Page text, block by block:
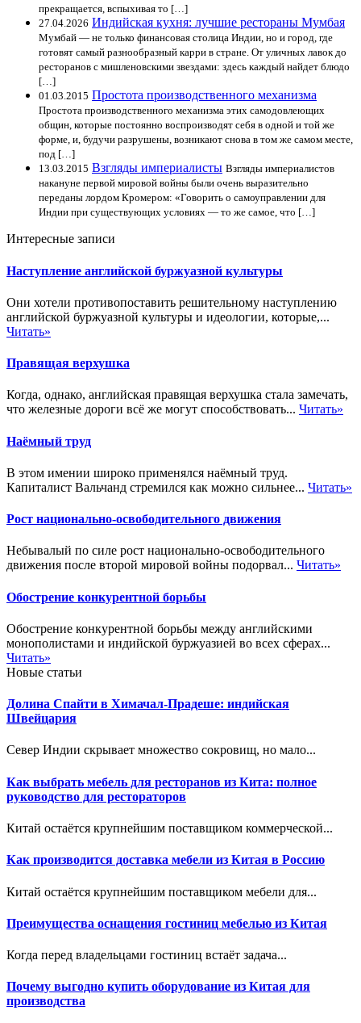
прекращается, вспыхивая то […]
27.04.2026 Индийская кухня: лучшие рестораны Мумбая
Мумбай — не только финансовая столица Индии, но и город, где
готовят самый разнообразный карри в стране. От уличных лавок до
ресторанов с мишленовскими звездами: здесь каждый найдет блюдо
[…]
01.03.2015 Простота производственного механизма
Простота производственного механизма этих самодовлеющих
общин, которые постоянно воспроизводят себя в одной и той же
форме, и, будучи разрушены, возникают снова в том же самом месте,
под […]
13.03.2015 Взгляды империалисты Взгляды империалистов
накануне первой мировой войны были очень выразительно
переданы лордом Кромером: «Говорить о самоуправлении для
Индии при существующих условиях — то же самое, что […]
Интересные записи
Наступление английской буржуазной культуры
Они хотели противопоставить решительному наступлению
английской буржуазной культуры и идеологии, которые,...
Читать»
Правящая верхушка
Когда, однако, английская правящая верхушка стала замечать,
что железные дороги всё же могут способствовать... Читать»
Наёмный труд
В этом имении широко применялся наёмный труд.
Капиталист Вальчанд стремился как можно сильнее... Читать»
Рост национально-освободительного движения
Небывалый по силе рост национально-освободительного
движения после второй мировой войны подорвал... Читать»
Обострение конкурентной борьбы
Обострение конкурентной борьбы между английскими
монополистами и индийской буржуазией во всех сферах...
Читать»
Новые статьи
Долина Спайти в Химачал-Прадеше: индийская
Швейцария
Север Индии скрывает множество сокровищ, но мало...
Как выбрать мебель для ресторанов из Кита: полное
руководство для рестораторов
Китай остаётся крупнейшим поставщиком коммерческой...
Как производится доставка мебели из Китая в Россию
Китай остаётся крупнейшим поставщиком мебели для...
Преимущества оснащения гостиниц мебелью из Китая
Когда перед владельцами гостиниц встаёт задача...
Почему выгодно купить оборудование из Китая для
производства